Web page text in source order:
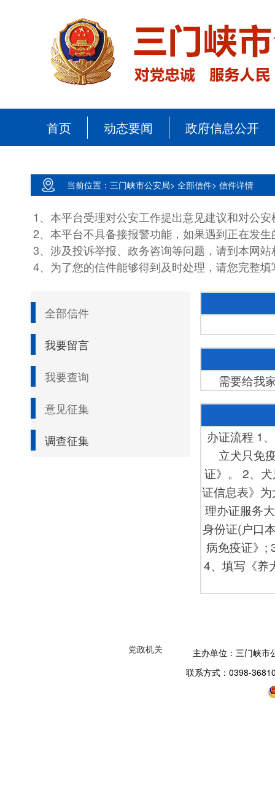
首页 动态要闻 政府信息公开
当前位置： 三门峡市公安局> 全部信件> 信件详情
1、本平台受理对公安工作提出意见建议和对公
2、本平台不具备接报警功能，如果遇到正在发
3、涉及投诉举报、政务咨询等问题，请到本网
4、为了您的信件能够得到及时处理，请您完整
全部信件
我要留言
我要查询
意见征集
调查征集
需要给我
办证流程 1
立犬只免
证》。 2、
证信息表》
理办证服务
身份证(户口
病免疫证》;
4、填写《养
党政机关
主办单位：三门峡
联系方式：0398-